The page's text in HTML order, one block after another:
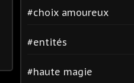
#choix amoureux
#entités
#haute magie